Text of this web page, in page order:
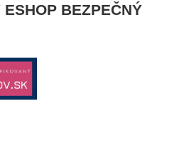
BEZPEČNÝ